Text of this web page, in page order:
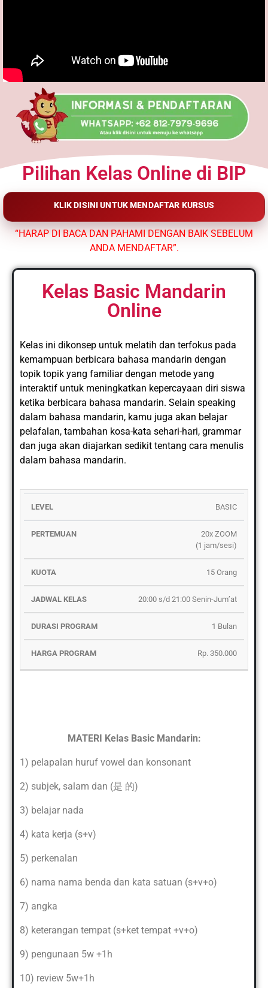
Pilihan Kelas Online di BIP
KLIK DISINI UNTUK MENDAFTAR KURSUS
“HARAP DI BACA DAN PAHAMI DENGAN BAIK SEBELUM
ANDA MENDAFTAR”.
Kelas Basic Mandarin
Online
Kelas ini dikonsep untuk melatih dan terfokus pada
kemampuan berbicara bahasa mandarin dengan
topik topik yang familiar dengan metode yang
interaktif untuk meningkatkan kepercayaan diri siswa
ketika berbicara bahasa mandarin. Selain speaking
dalam bahasa mandarin, kamu juga akan belajar
pelafalan, tambahan kosa-kata sehari-hari, grammar
dan juga akan diajarkan sedikit tentang cara menulis
dalam bahasa mandarin.
LEVEL PERTEMUAN KUOTA JADWAL
BASIC
20x ZOOM
(1 jam/sesi)
15 Orang
20:00 s/d 21:00 Senin-Jum’at
1 Bulan
Rp. 350.000
MATERI Kelas Basic Mandarin:
1) pelapalan huruf vowel dan konsonant
2) subjek, salam dan (是 的)
3) belajar nada
4) kata kerja (s+v)
5) perkenalan
6) nama nama benda dan kata satuan (s+v+o)
7) angka
8) keterangan tempat (s+ket tempat +v+o)
9) pengunaan 5w +1h
10) review 5w+1h